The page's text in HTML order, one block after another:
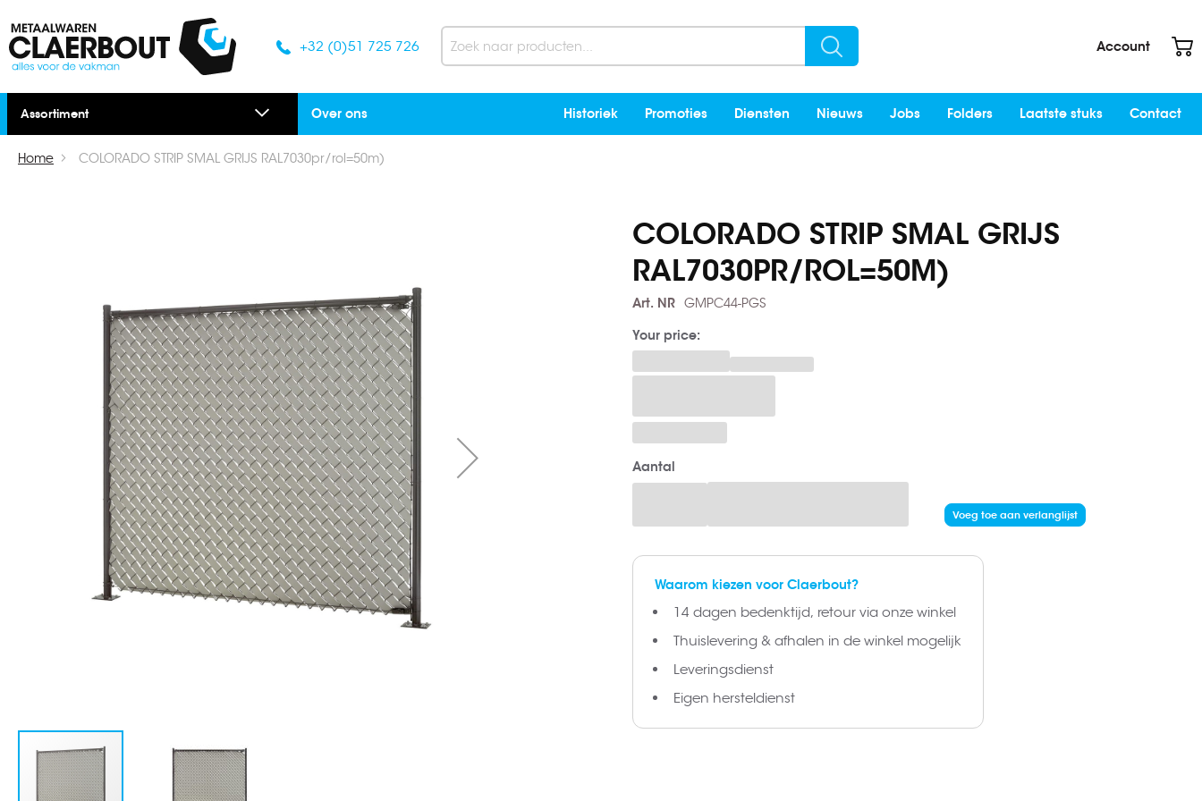
+32 (0)51 725 726
Account
Search
Search
Assortiment Over ons Historiek Promoties Diensten Nieuws Jobs Folders Laatste stuks Contact
Home COLORADO STRIP SMAL GRIJS RAL7030pr/rol=50m)
COLORADO STRIP SMAL GRIJS
RAL7030PR/ROL=50M)
Art. NR GMPC44-PGS
Your price:
Aantal
Voeg toe aan verlanglijst
Waarom kiezen voor Claerbout?
14 dagen bedenktijd, retour via onze winkel
Thuislevering & afhalen in de winkel mogelijk
Leveringsdienst
Eigen hersteldienst